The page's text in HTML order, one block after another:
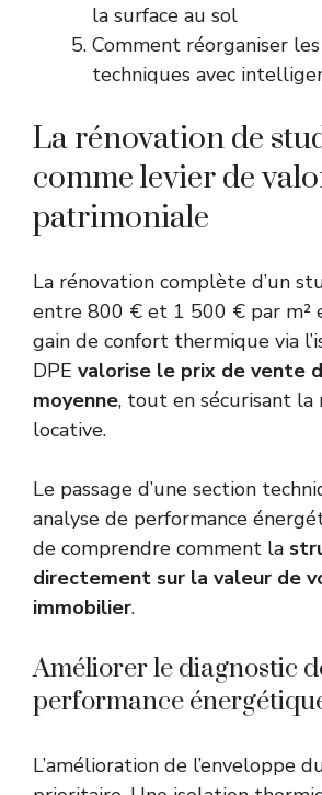
la surface au sol
Comment réorganiser les
techniques avec
La rénovation de
comme levier de
patrimoniale
La rénovation complète d’un
entre 800 € et 1 500 € par m²
gain de confort thermique via
DPE valorise le prix de vente
moyenne, tout en sécurisant
locative.
Le passage d’une section
analyse de performance
de comprendre comment la
directement sur la valeur de
immobilier.
Améliorer le diagnostic
performance
L’amélioration de l’enveloppe